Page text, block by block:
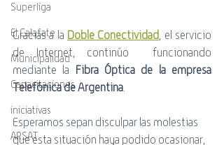
Superliga
El Calafate
Municipalidad
Capacitaciones
iniciativas
ARSAT
Gracias a la Doble Conectividad , el servicio
de Internet, continúo  funcionando
mediante la Fibra Óptica de la empresa
Telefónica de Argentina
Esperamos sepan disculpar las molestias
que esta situación haya podido ocasionar,